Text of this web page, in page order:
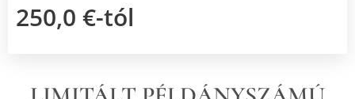
250,0 €-tól